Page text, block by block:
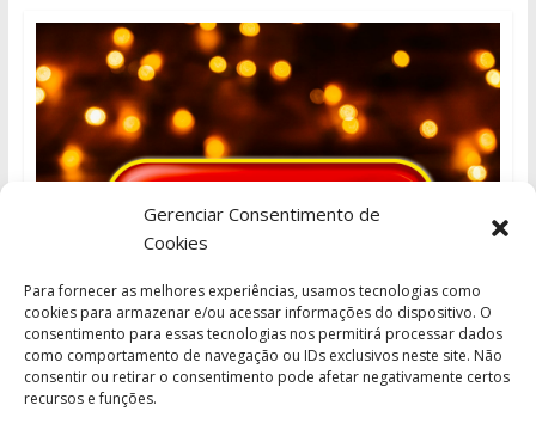
Gerenciar Consentimento de
Cookies
Para fornecer as melhores experiências, usamos tecnologias como
cookies para armazenar e/ou acessar informações do dispositivo. O
consentimento para essas tecnologias nos permitirá processar dados
como comportamento de navegação ou IDs exclusivos neste site. Não
consentir ou retirar o consentimento pode afetar negativamente certos
recursos e funções.